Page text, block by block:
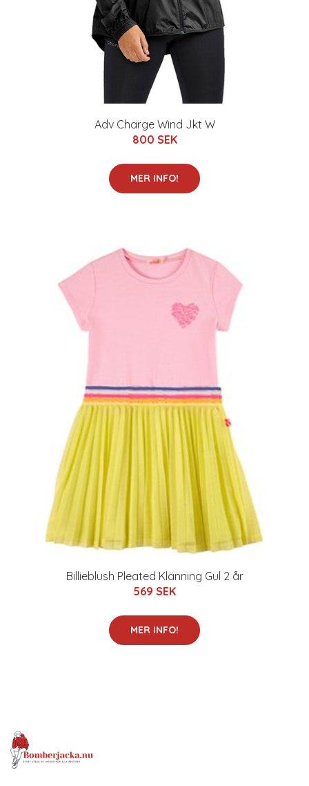
Adv Charge Wind Jkt W
800 SEK
MER INFO!
Billieblush Pleated Klänning Gul 2 år
569 SEK
MER INFO!